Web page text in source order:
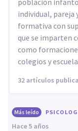
población
individual, pareja
formativa con
que se imparten
como
colegios y
32 artículos
Más leído
hace 5 años